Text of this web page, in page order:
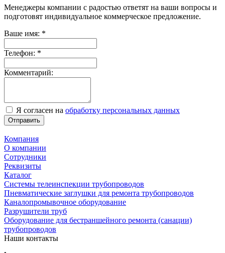
Менеджеры компании с радостью ответят на ваши вопросы и
подготовят индивидуальное коммерческое предложение.
Ваше имя: *
Телефон: *
Комментарий:
Я согласен на обработку персональных данных
Отправить
Компания
О компании
Сотрудники
Реквизиты
Каталог
Системы телеинспекции трубопроводов
Пневматические заглушки для ремонта трубопроводов
Каналопромывочное оборудование
Разрушители труб
Оборудование для бестраншейного ремонта (санации)
трубопроводов
Наши контакты